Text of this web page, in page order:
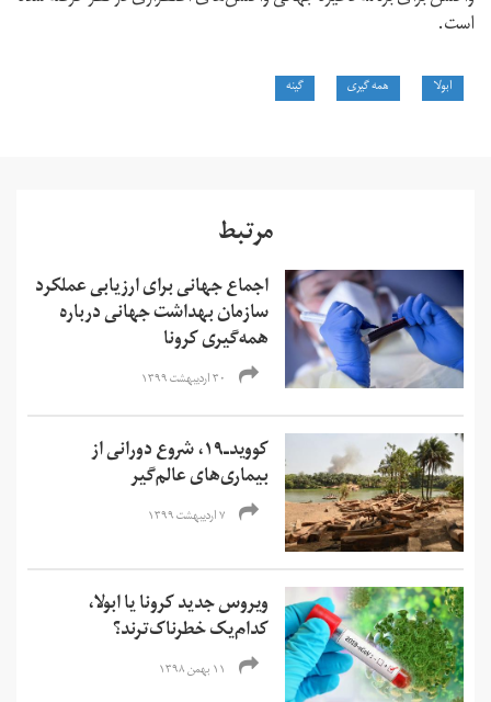
است.
ابولا همه گیری گینه
مرتبط
اجماع جهانی برای ارزیابی عملکرد
سازمان بهداشت جهانی درباره
همه‌گیری کرونا
۳۰ اردیبهشت ۱۳۹۹
کووید‌ـ۱۹، شروع دورانی از
بیماری‌های عالم‌گیر
۷ اردیبهشت ۱۳۹۹
ویروس جدید کرونا یا ابولا،
کدام‌یک خطرناک‌ترند؟
۱۱ بهمن ۱۳۹۸